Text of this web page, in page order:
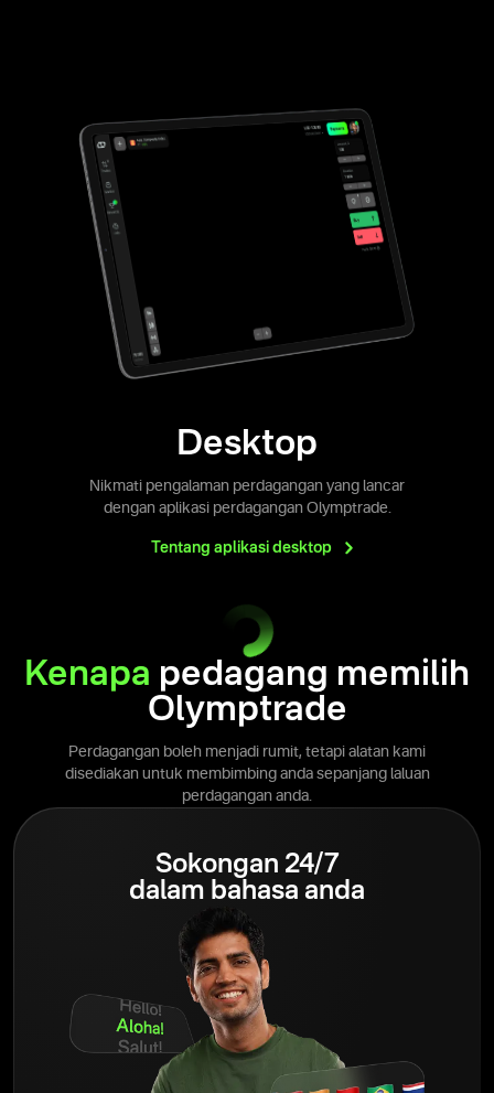
Desktop
Nikmati pengalaman perdagangan yang lancar
dengan aplikasi perdagangan Olymptrade.
Tentang aplikasi desktop
Kenapa pedagang memilih
Olymptrade
Perdagangan boleh menjadi rumit, tetapi alatan kami
disediakan untuk membimbing anda sepanjang laluan
perdagangan anda.
Sokongan 24/7
dalam bahasa anda